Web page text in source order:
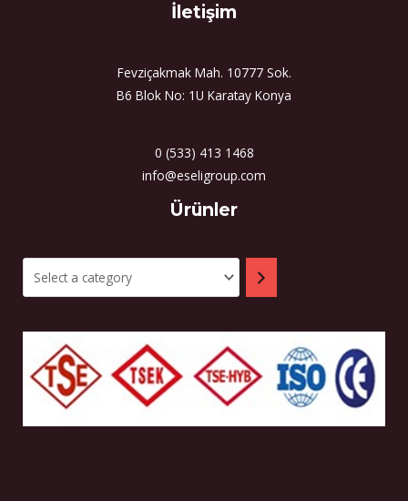
İletişim
Fevziçakmak Mah. 10777 Sok.
B6 Blok No: 1U Karatay Konya
0 (533) 413 1468
info@eseligroup.com
Ürünler